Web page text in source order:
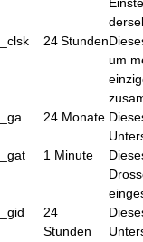
_clsk
24 Stunden
um
_ga
24 Monate
_gat
1 Minute
_gid
24
Stunden